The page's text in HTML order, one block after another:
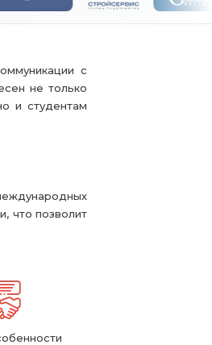
с
не только
и студентам
что позволит